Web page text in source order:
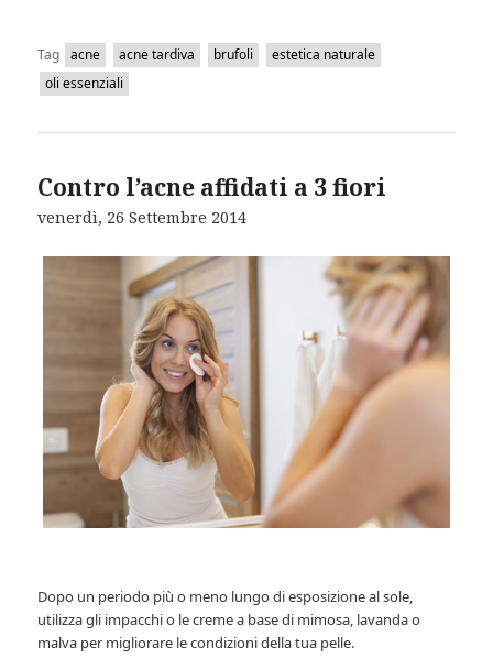
Tag acne acne tardiva brufoli
estetica naturale
oli essenziali
Contro l’acne affidati a 3 fiori
venerdì, 26 Settembre 2014
Dopo un periodo più o meno lungo di esposizione al sole,
utilizza gli impacchi o le creme a base di mimosa, lavanda o
malva per migliorare le condizioni della tua pelle.